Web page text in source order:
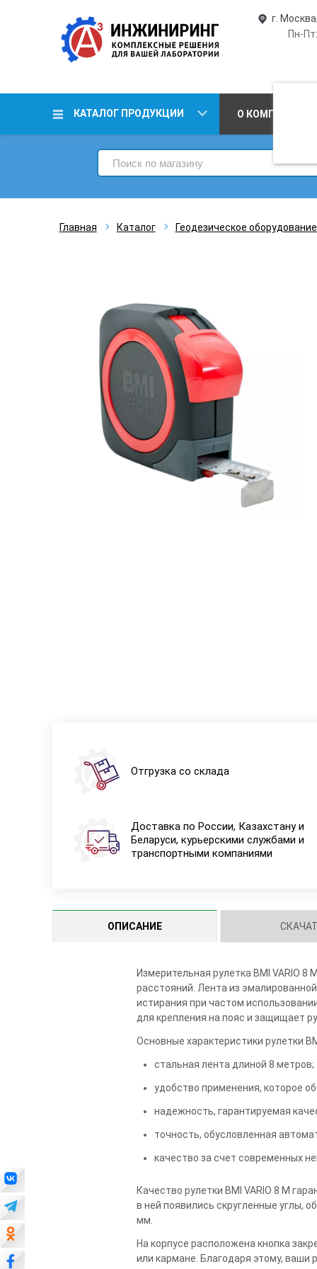
г.
Пн-
КАТАЛОГ ПРОДУКЦИИ О КОМПАНИИ
Главная Каталог Геодезическое
Отгрузка со склада
Доставка по России, Казахстану и
Беларуси, курьерскими службами и
транспортными компаниями
ОПИСАНИЕ
Измерительная рулетка BMI VARIO
расстояний. Лента из
истирания при частом
для крепления на пояс и защищает
Основные характеристики рулетки
стальная лента длиной 8 метров;
удобство применения, которое
надежность, гарантируемая
точность, обусловленная
качество за счет современных
Качество рулетки BMI VARIO 8 M
в ней появились скругленные углы,
мм.
На корпусе расположена кнопка
или кармане. Благодаря этому, ваши